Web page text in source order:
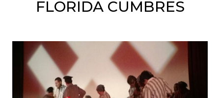
FLORIDA CUMBRES